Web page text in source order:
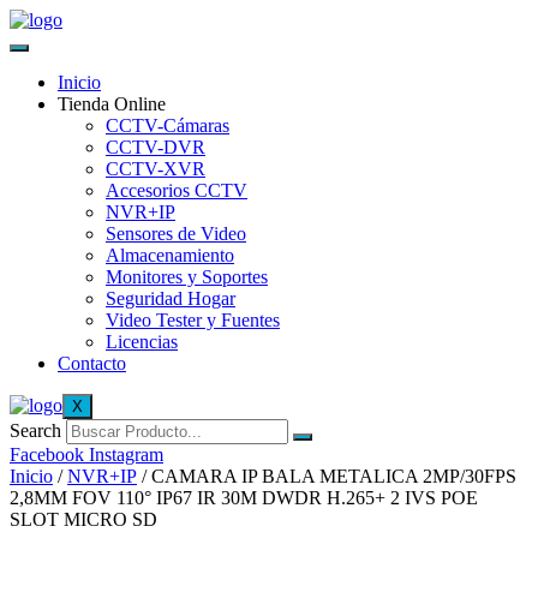
Inicio
Tienda Online
CCTV-Cámaras
CCTV-DVR
CCTV-XVR
Accesorios CCTV
NVR+IP
Sensores de Video
Almacenamiento
Monitores y Soportes
Seguridad Hogar
Video Tester y Fuentes
Licencias
Contacto
X
Search
Facebook Instagram
Inicio /NVR+IP / CAMARA IP BALA METALICA 2MP/30FPS
2,8MM FOV 110° IP67 IR 30M DWDR H.265+ 2 IVS POE
SLOT MICRO SD